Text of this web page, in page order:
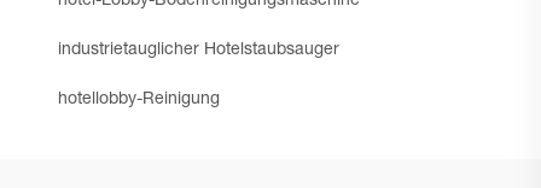
industrietauglicher Hotelstaubsauger
hotellobby-Reinigung